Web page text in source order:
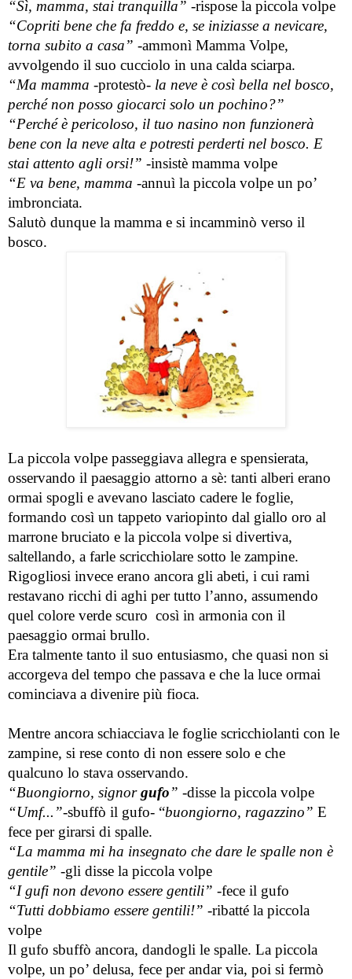
“Sì, mamma, stai tranquilla” -rispose la piccola volpe
“Copriti bene che fa freddo e, se iniziasse a nevicare,
torna subito a casa” -ammonì Mamma Volpe,
avvolgendo il suo cucciolo in una calda sciarpa.
“Ma mamma -protestò- la neve è così bella nel bosco,
perché non posso giocarci solo un pochino?”
“Perché è pericoloso, il tuo nasino non funzionerà
bene con la neve alta e potresti perderti nel bosco. E
stai attento agli orsi!” -insistè mamma volpe
“E va bene, mamma -annuì la piccola volpe un po’
imbronciata.
Salutò dunque la mamma e si incamminò verso il
bosco.
La piccola volpe passeggiava allegra e spensierata,
osservando il paesaggio attorno a sè: tanti alberi erano
ormai spogli e avevano lasciato cadere le foglie,
formando così un tappeto variopinto dal giallo oro al
marrone bruciato e la piccola volpe si divertiva,
saltellando, a farle scricchiolare sotto le zampine.
Rigogliosi invece erano ancora gli abeti, i cui rami
restavano ricchi di aghi per tutto l’anno, assumendo
quel colore verde scuro  così in armonia con il
paesaggio ormai brullo.
Era talmente tanto il suo entusiasmo, che quasi non si
accorgeva del tempo che passava e che la luce ormai
cominciava a divenire più fioca.
Mentre ancora schiacciava le foglie scricchiolanti con le
zampine, si rese conto di non essere solo e che
qualcuno lo stava osservando.
“Buongiorno, signor gufo” -disse la piccola volpe
“Umf...”-sbuffò il gufo- “buongiorno, ragazzino” E
fece per girarsi di spalle.
“La mamma mi ha insegnato che dare le spalle non è
gentile” -gli disse la piccola volpe
“I gufi non devono essere gentili” -fece il gufo
“Tutti dobbiamo essere gentili!” -ribatté la piccola
volpe
Il gufo sbuffò ancora, dandogli le spalle. La piccola
volpe, un po’ delusa, fece per andar via, poi si fermò